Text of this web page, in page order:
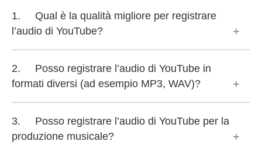
1. Qual è la qualità migliore per registrare
l’audio di YouTube?
Il modo migliore per catturare l’audio di YouTube dipende
dai tuoi gusti e dall’applicazione. Se stai registrando in
parametri possono essere regolati usando strumenti
come EaseUS RecExperts per la migliore qualità
2. Posso registrare l’audio di YouTube in
formati diversi (ad esempio MP3, WAV)?
Sì, la maggior parte dei software di registrazione audio,
tra cui Audacity ed EaseUS RecExperts, possono
3. Posso registrare l’audio di YouTube per la
produzione musicale?